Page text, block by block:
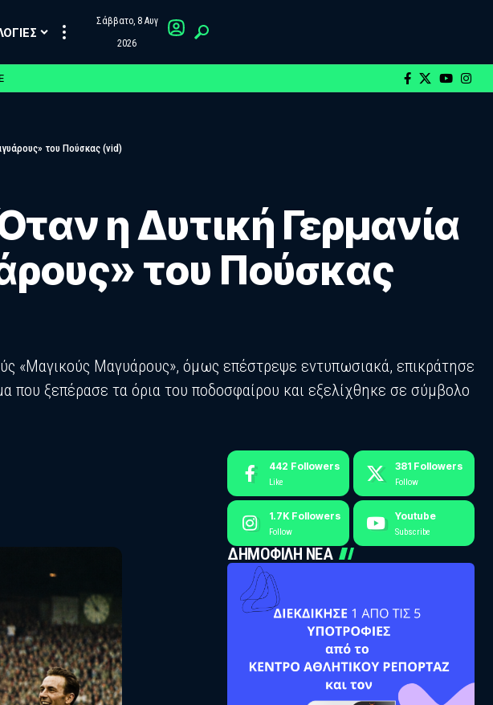
Σάββατο, 8 Αυγ
2026
του Πούσκας (vid)
η Δυτική Γερμανία
του Πούσκας
«Μαγικούς Μαγυάρους», όμως επέστρεψε εντυπωσιακά, επικράτησε
ξεπέρασε τα όρια του ποδοσφαίρου και εξελίχθηκε σε σύμβολο
442 Followers
Like
381 Followers
Follow
1.7K Followers
Follow
Youtube
Subscribe
ΔΗΜΟΦΙΛΗ ΝΕΑ